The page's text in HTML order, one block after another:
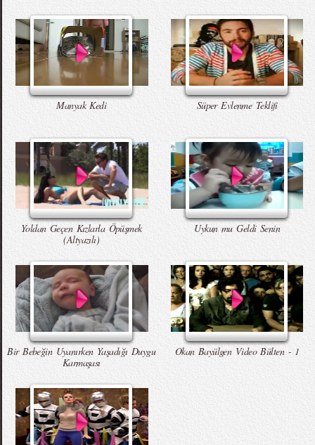
Manyak Kedi Süper Evlenme Teklifi
Yoldan Geçen Kızlarla Öpüşmek
(Altyazılı)
Uykun mu Geldi Senin
Bir Bebeğin Uyanırken Yaşadığı Duygu
Karmaşası
Okan Bayülgen Video Bülten - 1